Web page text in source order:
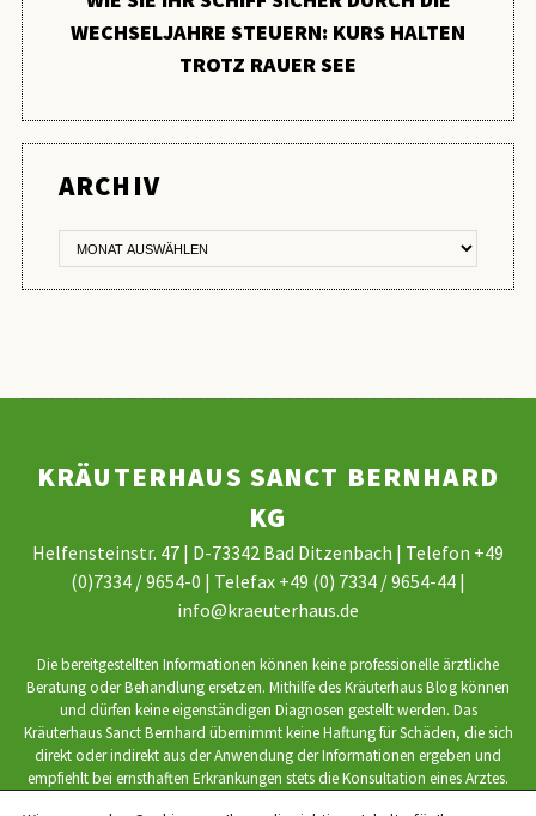
WECHSELJAHRE STEUERN: KURS HALTEN
TROTZ RAUER SEE
ARCHIV
KRÄUTERHAUS SANCT BERNHARD
KG
Helfensteinstr. 47 | D-73342 Bad Ditzenbach | Telefon +49
(0)7334 / 9654-0 | Telefax +49 (0) 7334 / 9654-44 |
info@kraeuterhaus.de
Die bereitgestellten Informationen können keine professionelle ärztliche
Beratung oder Behandlung ersetzen. Mithilfe des Kräuterhaus Blog können
und dürfen keine eigenständigen Diagnosen gestellt werden. Das
Kräuterhaus Sanct Bernhard übernimmt keine Haftung für Schäden, die sich
direkt oder indirekt aus der Anwendung der Informationen ergeben und
empfiehlt bei ernsthaften Erkrankungen stets die Konsultation eines Arztes.